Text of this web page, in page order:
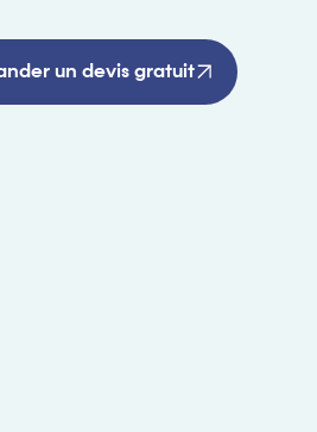
un devis gratuit